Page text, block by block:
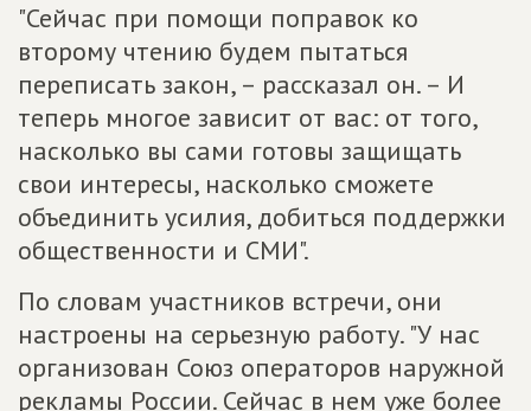
"Сейчас при помощи поправок ко
второму чтению будем пытаться
переписать закон, – рассказал он. – И
теперь многое зависит от вас: от того,
насколько вы сами готовы защищать
свои интересы, насколько сможете
объединить усилия, добиться поддержки
общественности и СМИ".
По словам участников встречи, они
настроены на серьезную работу. "У нас
организован Союз операторов наружной
рекламы России. Сейчас в нем уже более